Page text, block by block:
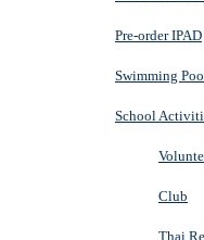
Pre-order IPAD
Swimming
School
Club
Thai